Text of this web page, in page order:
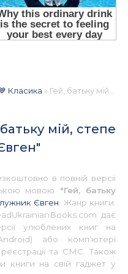
Класика » Гей, батьку мій, степе широкий, Плужник Євген 📚 - Українською
мій, степе
в повній версії
мовою "Гей, батьку
Євген . Жанр книги:
дає
улюблених книг на
або комп’ютері
та СМС. Також
книги на свій гаджет у